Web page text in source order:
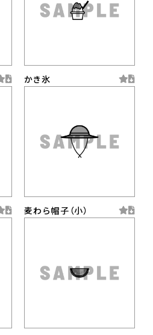
かき氷
麦わら帽子（小）